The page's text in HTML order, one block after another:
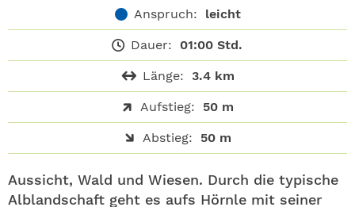
Anspruch: leicht
Dauer: 01:00 Std.
Länge: 3.4 km
Aufstieg: 50 m
Abstieg: 50 m
Aussicht, Wald und Wiesen. Durch die typische
Alblandschaft geht es aufs Hörnle mit seiner
SHOP